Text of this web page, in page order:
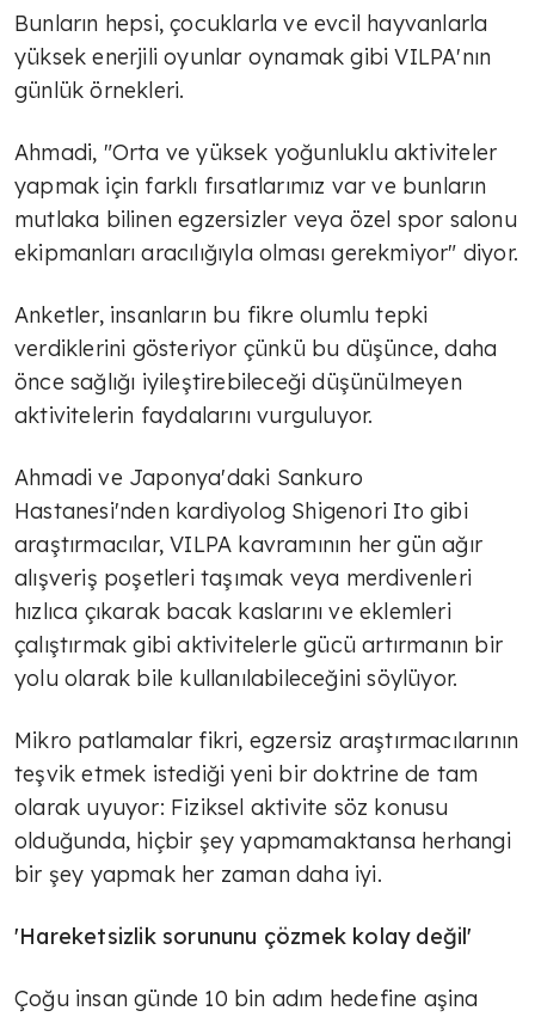
Bunların hepsi, çocuklarla ve evcil hayvanlarla
yüksek enerjili oyunlar oynamak gibi VILPA'nın
günlük örnekleri.
Ahmadi, "Orta ve yüksek yoğunluklu aktiviteler
yapmak için farklı fırsatlarımız var ve bunların
mutlaka bilinen egzersizler veya özel spor salonu
ekipmanları aracılığıyla olması gerekmiyor" diyor.
Anketler, insanların bu fikre olumlu tepki
verdiklerini gösteriyor çünkü bu düşünce, daha
önce sağlığı iyileştirebileceği düşünülmeyen
aktivitelerin faydalarını vurguluyor.
Ahmadi ve Japonya'daki Sankuro
Hastanesi'nden kardiyolog Shigenori Ito gibi
araştırmacılar, VILPA kavramının her gün ağır
alışveriş poşetleri taşımak veya merdivenleri
hızlıca çıkarak bacak kaslarını ve eklemleri
çalıştırmak gibi aktivitelerle gücü artırmanın bir
yolu olarak bile kullanılabileceğini söylüyor.
Mikro patlamalar fikri, egzersiz araştırmacılarının
teşvik etmek istediği yeni bir doktrine de tam
olarak uyuyor: Fiziksel aktivite söz konusu
olduğunda, hiçbir şey yapmamaktansa herhangi
bir şey yapmak her zaman daha iyi.
'Hareketsizlik sorununu çözmek kolay değil'
Çoğu insan günde 10 bin adım hedefine aşina